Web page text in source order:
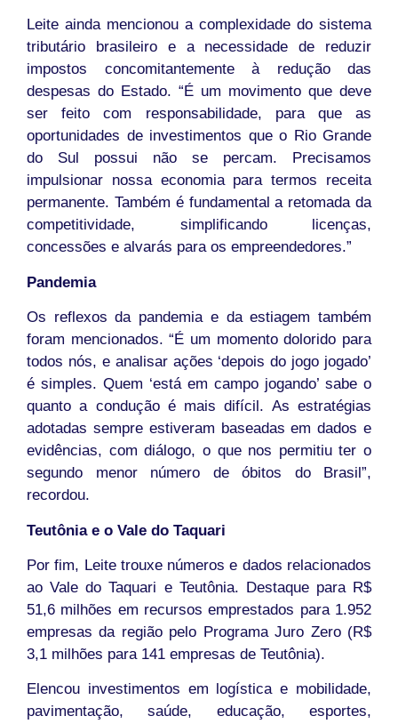
Leite ainda mencionou a complexidade do sistema
tributário brasileiro e a necessidade de reduzir
impostos concomitantemente à redução das
despesas do Estado. “É um movimento que deve
ser feito com responsabilidade, para que as
oportunidades de investimentos que o Rio Grande
do Sul possui não se percam. Precisamos
impulsionar nossa economia para termos receita
permanente. Também é fundamental a retomada da
competitividade, simplificando licenças,
concessões e alvarás para os empreendedores.”
Pandemia
Os reflexos da pandemia e da estiagem também
foram mencionados. “É um momento dolorido para
todos nós, e analisar ações ‘depois do jogo jogado’
é simples. Quem ‘está em campo jogando’ sabe o
quanto a condução é mais difícil. As estratégias
adotadas sempre estiveram baseadas em dados e
evidências, com diálogo, o que nos permitiu ter o
segundo menor número de óbitos do Brasil”,
recordou.
Teutônia e o Vale do Taquari
Por fim, Leite trouxe números e dados relacionados
ao Vale do Taquari e Teutônia. Destaque para R$
51,6 milhões em recursos emprestados para 1.952
empresas da região pelo Programa Juro Zero (R$
3,1 milhões para 141 empresas de Teutônia).
Elencou investimentos em logística e mobilidade,
pavimentação, saúde, educação, esportes,